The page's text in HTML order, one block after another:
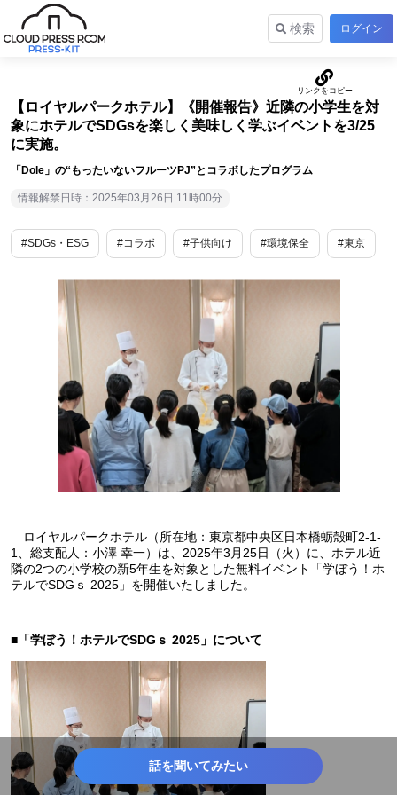
検索 ログイン
【ロイヤルパークホテル】《開催報告》近隣の小学生を対
象にホテルでSDGsを楽しく美味しく学ぶイベントを3/25
に実施。
「Dole」の“もったいないフルーツPJ”とコラボしたプログラム
情報解禁日時：2025年03月26日 11時00分
#SDGs・ESG #コラボ #子供向け #環境保全 #東京
ロイヤルパークホテル（所在地：東京都中央区日本橋蛎殻町2-1-
1、総支配人：小澤 幸一）は、2025年3月25日（火）に、ホテル近
隣の2つの小学校の新5年生を対象とした無料イベント「学ぼう！ホ
テルでSDGｓ 2025」を開催いたしました。
■「学ぼう！ホテルでSDGｓ 2025」について
話を聞いてみたい